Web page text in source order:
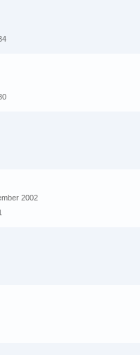
2002